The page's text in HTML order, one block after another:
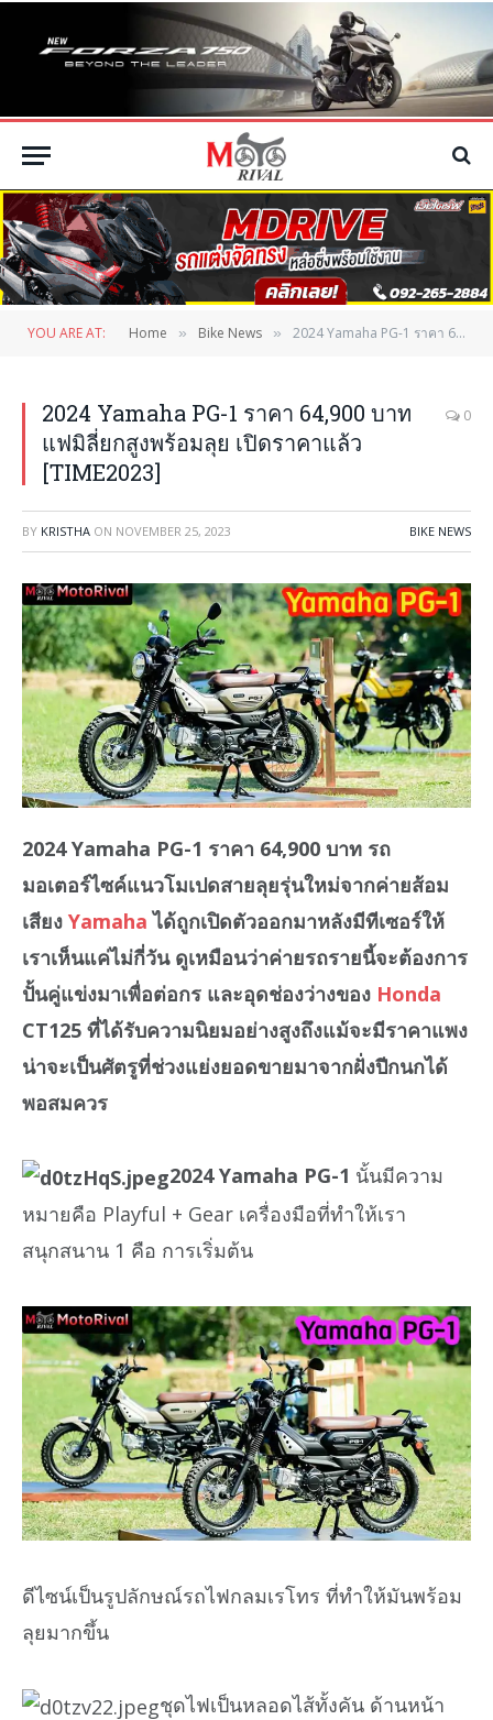
YOU ARE AT: Home » Bike News » 2024 Yamaha PG-1 ราคา 64,900 บาท แฟมิลี่ยกสูงพร้อมลุย เปิดราคาแล้ว [TIME2023]
2024 Yamaha PG-1 ราคา 64,900 บาท
แฟมิลี่ยกสูงพร้อมลุย เปิดราคาแล้ว
[TIME2023]
0
BY KRISTHA ON NOVEMBER 25, 2023 BIKE NEWS
2024 Yamaha PG-1 ราคา 64,900 บาท รถ
มอเตอร์ไซค์แนวโมเปดสายลุยรุ่นใหม่จากค่ายส้อม
เสียง Yamaha ได้ถูกเปิดตัวออกมาหลังมีทีเซอร์ให้
เราเห็นแค่ไม่กี่วัน ดูเหมือนว่าค่ายรถรายนี้จะต้องการ
ปั้นคู่แข่งมาเพื่อต่อกร และอุดช่องว่างของ Honda
CT125 ที่ได้รับความนิยมอย่างสูงถึงแม้จะมีราคาแพง
น่าจะเป็นศัตรูที่ช่วงแย่งยอดขายมาจากฝั่งปีกนกได้
พอสมควร
2024 Yamaha PG-1 นั้นมีความ
หมายคือ Playful + Gear เครื่องมือที่ทำให้เรา
สนุกสนาน 1 คือ การเริ่มต้น
ดีไซน์เป็นรูปลักษณ์รถไฟกลมเรโทร ที่ทำให้มันพร้อม
ลุยมากขึ้น
ชุดไฟเป็นหลอดไส้ทั้งคัน ด้านหน้า